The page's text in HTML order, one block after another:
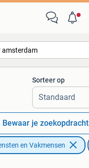
Alle afstanden…
Sorteer op
Bewaar je zoekopdracht
en Vakmensen